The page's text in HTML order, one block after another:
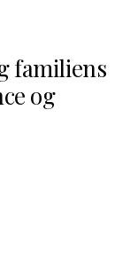
familiens
og